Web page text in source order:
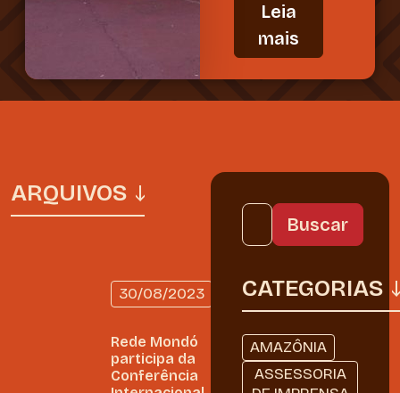
Leia
mais
ARQUIVOS
30/08/2023 AMAZÔNIA
Rede Mondó
participa da
Conferência
CATEGORIAS
AMAZÔNIA
ASSESSORIA